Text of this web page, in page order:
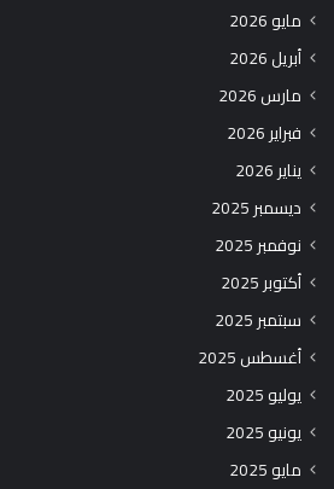
مايو 2026
أبريل 2026
مارس 2026
فبراير 2026
يناير 2026
ديسمبر 2025
نوفمبر 2025
أكتوبر 2025
سبتمبر 2025
أغسطس 2025
يوليو 2025
يونيو 2025
مايو 2025